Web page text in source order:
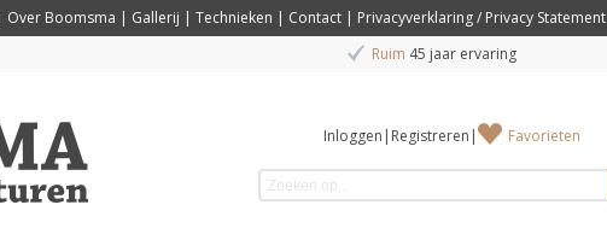
Over Boomsma | Gallerij | Technieken | Contact | Privacyverklaring / Privacy Statement
Ruim 45 jaar ervaring
Inloggen | Registreren | Favorieten